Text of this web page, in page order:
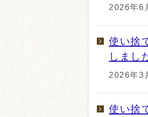
2026年6
使い捨
しまし
2026年3
使い捨